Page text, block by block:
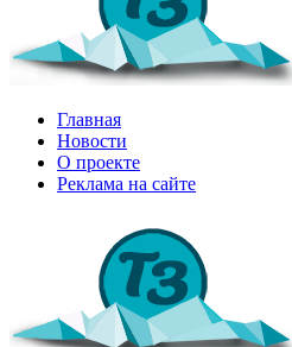
Главная
Новости
О проекте
Реклама на сайте